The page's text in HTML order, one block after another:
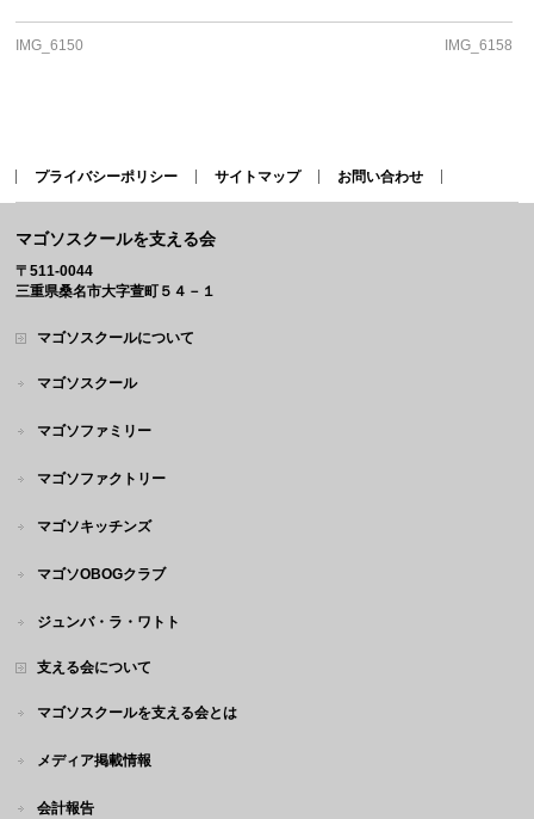
IMG_6150 IMG_6158
プライバシーポリシー サイトマップ お問い合わせ
マゴソスクールを支える会
〒511-0044
三重県桑名市大字萱町５４－１
マゴソスクールについて
マゴソスクール
マゴソファミリー
マゴソファクトリー
マゴソキッチンズ
マゴソOBOGクラブ
ジュンバ・ラ・ワトト
支える会について
マゴソスクールを支える会とは
メディア掲載情報
会計報告